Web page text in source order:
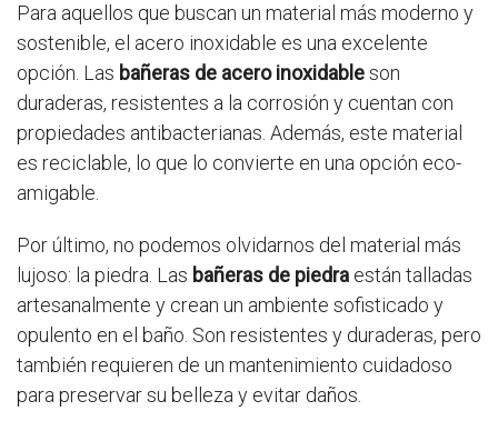
Para aquellos que buscan un material más moderno y
sostenible, el acero inoxidable es una excelente
opción. Las bañeras de acero inoxidableson
duraderas, resistentes a la corrosión y cuentan con
propiedades antibacterianas. Además, este material
es reciclable, lo que lo convierte en una opción eco-
amigable.
Por último, no podemos olvidarnos del material más
lujoso: la piedra. Las bañeras de piedra están talladas
artesanalmente y crean un ambiente sofisticado y
opulento en el baño. Son resistentes y duraderas, pero
también requieren de un mantenimiento cuidadoso
para preservar su belleza y evitar daños.